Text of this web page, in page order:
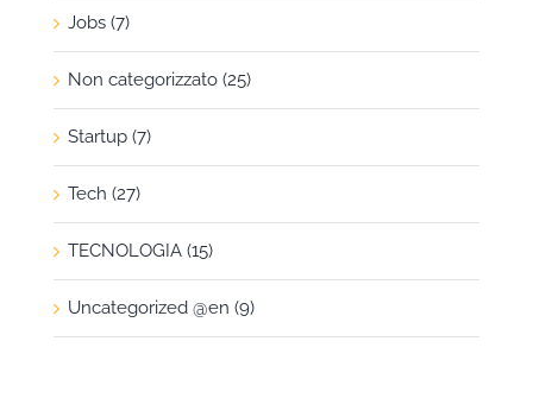
Jobs (7)
Non categorizzato (25)
Startup (7)
Tech (27)
TECNOLOGIA (15)
Uncategorized @en (9)